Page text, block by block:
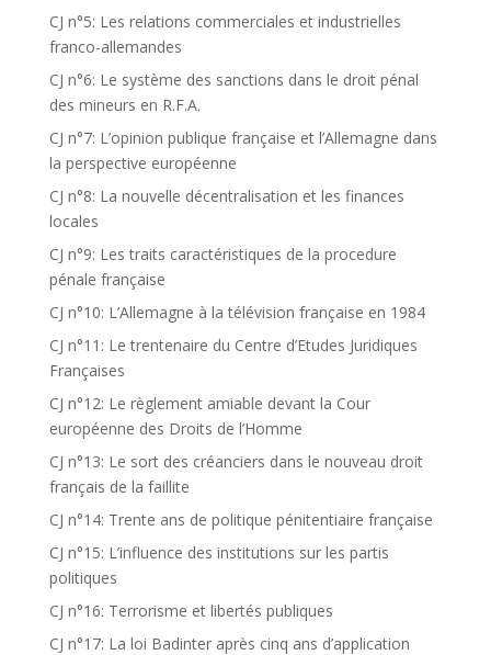
CJ n°5: Les relations commerciales et industrielles
franco-allemandes
CJ n°6: Le système des sanctions dans le droit pénal
des mineurs en R.F.A.
CJ n°7: L’opinion publique française et l’Allemagne dans
la perspective européenne
CJ n°8: La nouvelle décentralisation et les finances
locales
CJ n°9: Les traits caractéristiques de la procedure
pénale française
CJ n°10: L’Allemagne à la télévision française en 1984
CJ n°11: Le trentenaire du Centre d’Etudes Juridiques
Françaises
CJ n°12: Le règlement amiable devant la Cour
européenne des Droits de l’Homme
CJ n°13: Le sort des créanciers dans le nouveau droit
français de la faillite
CJ n°14: Trente ans de politique pénitentiaire française
CJ n°15: L’influence des institutions sur les partis
politiques
CJ n°16: Terrorisme et libertés publiques
CJ n°17: La loi Badinter après cinq ans d’application